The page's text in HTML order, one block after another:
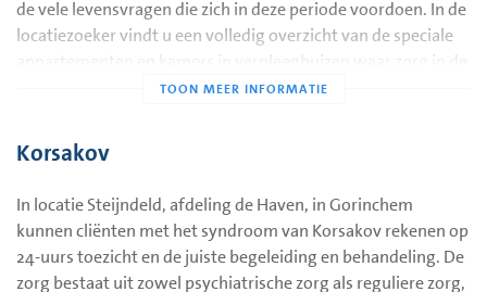
de vele levensvragen die zich in deze periode voordoen. In de
locatiezoeker vindt u een volledig overzicht van de speciale
appartementen en kamers in verpleeghuizen waar zorg in de
laatste levensfase wordt verleend.
Korsakov
In locatie Steijndeld, afdeling de Haven, in Gorinchem
kunnen cliënten met het syndroom van Korsakov rekenen op
24-uurs toezicht en de juiste begeleiding en behandeling. De
zorg bestaat uit zowel psychiatrische zorg als reguliere zorg,